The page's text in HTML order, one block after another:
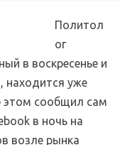
Политол
ог
в воскресенье и
находится уже
этом сообщил сам
в ночь на
возле рынка